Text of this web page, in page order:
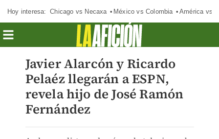
Hoy interesa: Chicago vs Necaxa México vs Colombia América vs
Javier Alarcón y Ricardo
Pelaéz llegarán a ESPN,
revela hijo de José Ramón
Fernández